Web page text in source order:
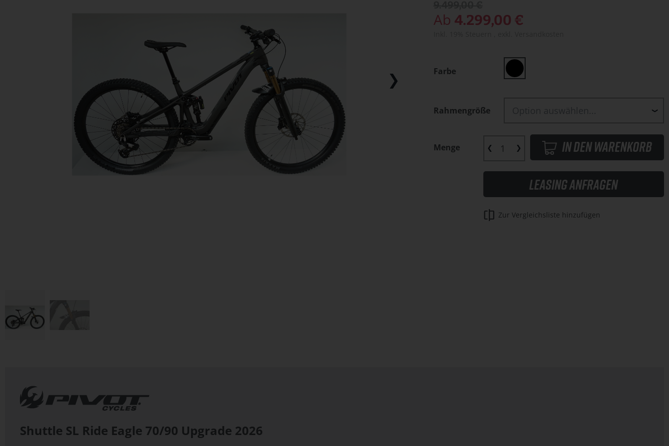
Bildergalerie
springen
Ab 4.299,00 €
Farbe
Rahmengröße
Menge In den Warenkorb
Leasing anfragen
Zur Vergleichsliste hinzufügen
Shuttle SL Ride Eagle 70/90 Upgrade 2026